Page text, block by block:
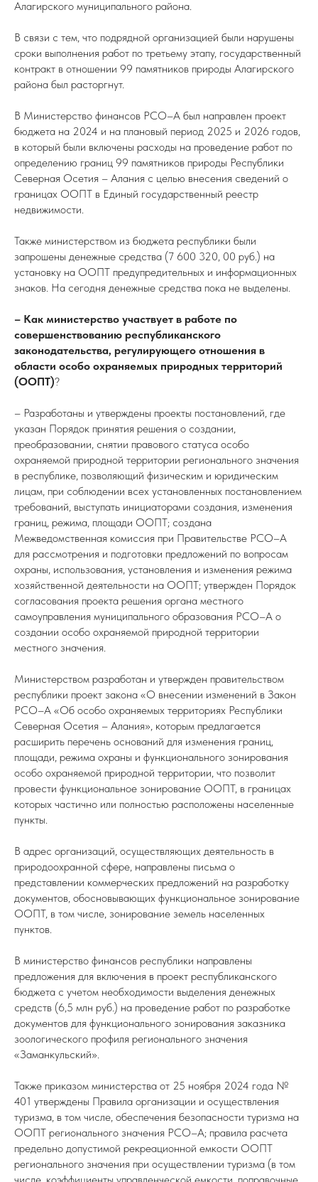
Алагирского муниципального района.
В связи с тем, что подрядной организацией были нарушены
сроки выполнения работ по третьему этапу, государственный
контракт в отношении 99 памятников природы Алагирского
района был расторгнут.
В Министерство финансов РСО–А был направлен проект
бюджета на 2024 и на плановый период 2025 и 2026 годов,
в который были включены расходы на проведение работ по
определению границ 99 памятников природы Республики
Северная Осетия – Алания с целью внесения сведений о
границах ООПТ в Единый государственный реестр
недвижимости.
Также министерством из бюджета республики были
запрошены денежные средства (7 600 320, 00 руб.) на
установку на ООПТ предупредительных и информационных
знаков. На сегодня денежные средства пока не выделены.
– Как министерство участвует в работе по
совершенствованию республиканского
законодательства, регулирующего отношения в
области особо охраняемых природных территорий
(ООПТ)?
– Разработаны и утверждены проекты постановлений, где
указан Порядок принятия решения о создании,
преобразовании, снятии правового статуса особо
охраняемой природной территории регионального значения
в республике, позволяющий физическим и юридическим
лицам, при соблюдении всех установленных постановлением
требований, выступать инициаторами создания, изменения
границ, режима, площади ООПТ; создана
Межведомственная комиссия при Правительстве РСО–А
для рассмотрения и подготовки предложений по вопросам
охраны, использования, установления и изменения режима
хозяйственной деятельности на ООПТ; утвержден Порядок
согласования проекта решения органа местного
самоуправления муниципального образования РСО–А о
создании особо охраняемой природной территории
местного значения.
Министерством разработан и утвержден правительством
республики проект закона «О внесении изменений в Закон
РСО–А «Об особо охраняемых территориях Республики
Северная Осетия – Алания», которым предлагается
расширить перечень оснований для изменения границ,
площади, режима охраны и функционального зонирования
особо охраняемой природной территории, что позволит
провести функциональное зонирование ООПТ, в границах
которых частично или полностью расположены населенные
пункты.
В адрес организаций, осуществляющих деятельность в
природоохранной сфере, направлены письма о
представлении коммерческих предложений на разработку
документов, обосновывающих функциональное зонирование
ООПТ, в том числе, зонирование земель населенных
пунктов.
В министерство финансов республики направлены
предложения для включения в проект республиканского
бюджета с учетом необходимости выделения денежных
средств (6,5 млн руб.) на проведение работ по разработке
документов для функционального зонирования заказника
зоологического профиля регионального значения
«Заманкульский».
Также приказом министерства от 25 ноября 2024 года №
401 утверждены Правила организации и осуществления
туризма, в том числе, обеспечения безопасности туризма на
ООПТ регионального значения РСО–А; правила расчета
предельно допустимой рекреационной емкости ООПТ
регионального значения при осуществлении туризма (в том